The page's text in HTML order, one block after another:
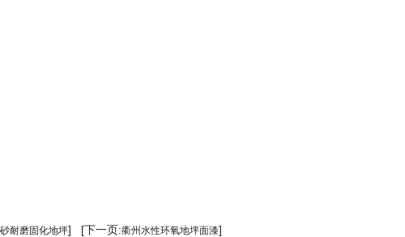
耐磨固化地坪] [下一页:衢州水性环氧地坪面漆]